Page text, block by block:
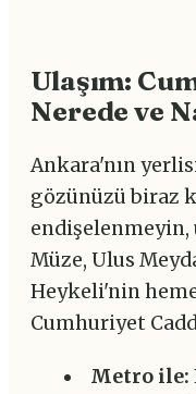
Ulaşım:
Nerede ve
Ankara'nın
gözünüzü biraz
endişelenmeyin,
Müze, Ulus
Heykeli'nin
Cumhuriyet
Metro ile: